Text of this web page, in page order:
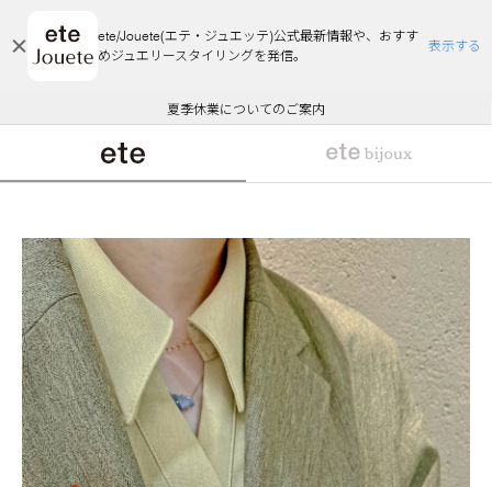
ete/Jouete(エテ・ジュエッテ)公式最新情報や、おすす
めジュエリースタイリングを発信。
表示する
エコラッピング及びエコポイント付与のご案内
ご注文いただいたお品物のお届け状況について
夏季休業についてのご案内
WEB Limited Items >>
採用のご案内
悪質な偽サイトにご注意ください
エコラッピング及びエコポイント付与のご案内
ご注文いただいたお品物のお届け状況について